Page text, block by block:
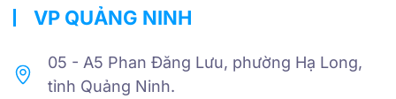
VP QUẢNG NINH
05 - A5 Phan Đăng Lưu, phường Hạ Long,
tỉnh Quảng Ninh.